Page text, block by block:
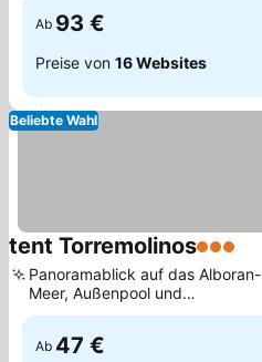
Ab 93 €
Preise von 16 Websites
Beliebte Wahl
tent Torremolinos3 Sterne
Panoramablick auf das Alboran-
Meer, Außenpool und
Sonnenterrasse
Ab 47 €